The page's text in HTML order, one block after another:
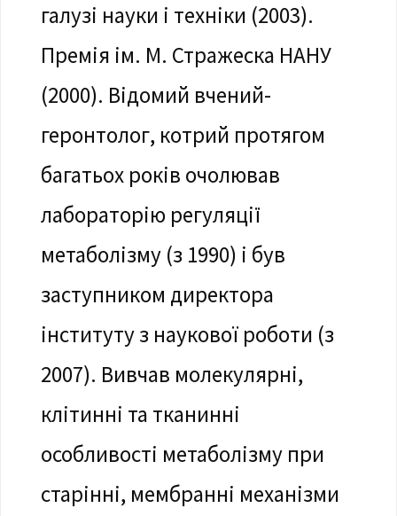
галузі науки і техніки (2003).
Премія ім. М. Стражеска НАНУ
(2000). Відомий вчений-
геронтолог, котрий протягом
багатьох років очолював
лабораторію регуляції
метаболізму (з 1990) і був
заступником директора
інституту з наукової роботи (з
2007). Вивчав молекулярні,
клітинні та тканинні
особливості метаболізму при
старінні, мембранні механізми